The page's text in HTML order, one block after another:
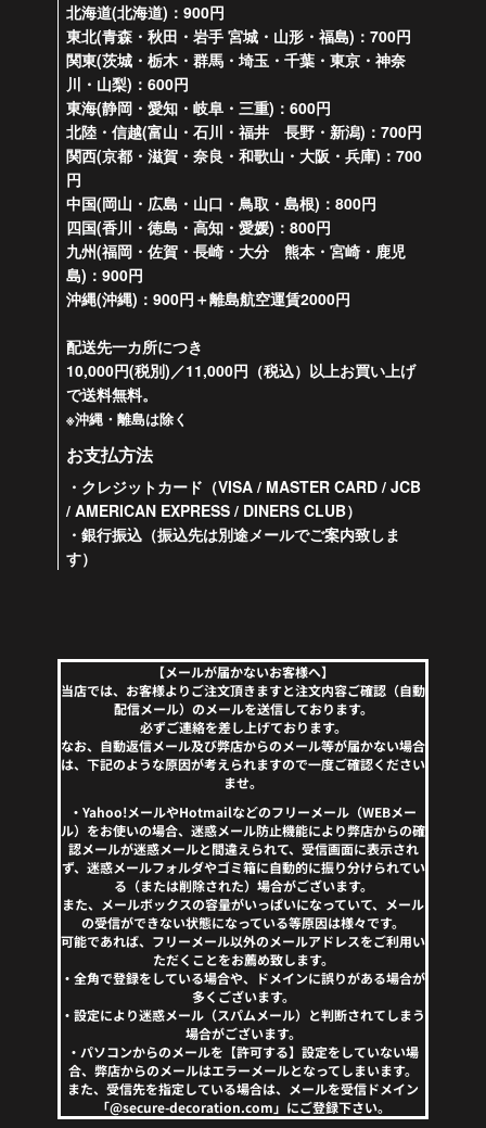
北海道(北海道)：900円
東北(青森・秋田・岩手 宮城・山形・福島)：700円
関東(茨城・栃木・群馬・埼玉・千葉・東京・神奈
川・山梨)：600円
東海(静岡・愛知・岐阜・三重)：600円
北陸・信越(富山・石川・福井 長野・新潟)：700円
関西(京都・滋賀・奈良・和歌山・大阪・兵庫)：700
円
中国(岡山・広島・山口・鳥取・島根)：800円
四国(香川・徳島・高知・愛媛)：800円
九州(福岡・佐賀・長崎・大分 熊本・宮崎・鹿児
島)：900円
沖縄(沖縄)：900円＋離島航空運賃2000円
配送先一カ所につき
10,000円(税別)／11,000円（税込）以上お買い上げ
で送料無料。
※沖縄・離島は除く
お支払方法
・クレジットカード（VISA / MASTER CARD / JCB
/ AMERICAN EXPRESS / DINERS CLUB）
・銀行振込（振込先は別途メールでご案内致しま
す）
【メールが届かないお客様へ】
当店では、お客様よりご注文頂きますと注文内容ご確認（自動
配信メール）のメールを送信しております。
必ずご連絡を差し上げております。
なお、自動返信メール及び弊店からのメール等が届かない場合
は、下記のような原因が考えられますので一度ご確認ください
ませ。
・Yahoo!メールやHotmailなどのフリーメール（WEBメー
ル）をお使いの場合、迷惑メール防止機能により弊店からの確
認メールが迷惑メールと間違えられて、受信画面に表示され
ず、迷惑メールフォルダやゴミ箱に自動的に振り分けられてい
る（または削除された）場合がございます。
また、メールボックスの容量がいっぱいになっていて、メール
の受信ができない状態になっている等原因は様々です。
可能であれば、フリーメール以外のメールアドレスをご利用い
ただくことをお薦め致します。
・全角で登録をしている場合や、ドメインに誤りがある場合が
多くございます。
・設定により迷惑メール（スパムメール）と判断されてしまう
場合がございます。
・パソコンからのメールを【許可する】設定をしていない場
合、弊店からのメールはエラーメールとなってしまいます。
また、受信先を指定している場合は、メールを受信ドメイン
「@secure-decoration.com」にご登録下さい。